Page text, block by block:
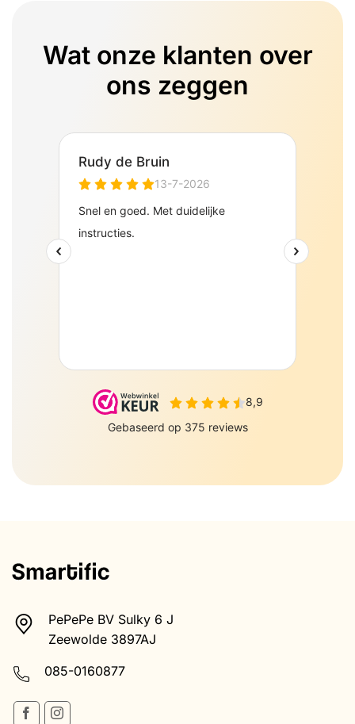
Wat onze klanten over
ons zeggen
PePePe BV Sulky 6 J
Zeewolde 3897AJ
085-0160877